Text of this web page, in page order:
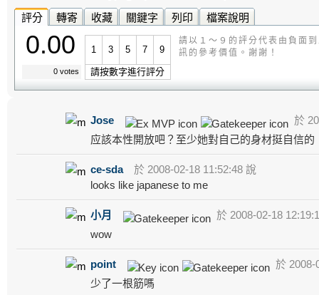
評分 轉寄 收藏 關鍵字 列印 檔案說明
0.00
0 votes
1 3 5 7 9
請按數字進行評分
請以１～９的評分代表由負面
訊的參考價值。謝謝！
Jose
於
应該本性開放吧？至少她對自己的身材挺自信的
ce-sda
於 2008-02-18 11:52:48 說
looks like japanese to me
小月
於 2008-02-18
wow
point
於 2008-
少了一根筋嗎